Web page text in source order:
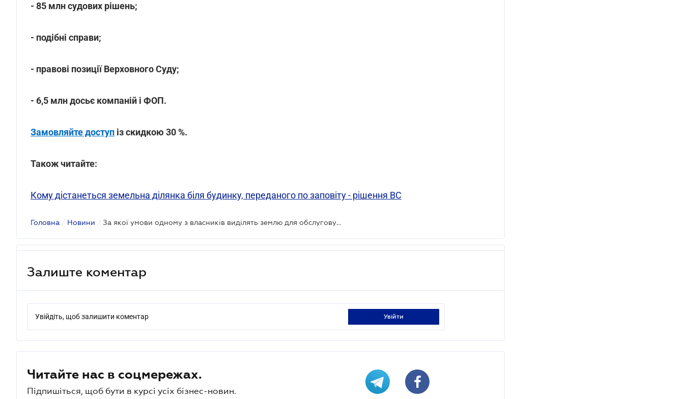
- 85 млн судових рішень;
- подібні справи;
- правові позиції Верховного Суду;
- 6,5 млн досьє компаній і ФОП.
Замовляйте доступ із скидкою 30 %.
Також читайте:
Кому дістанеться земельна ділянка біля будинку, переданого по заповіту - рішення ВС
Головна / Новини / За якої умови одному з власників виділять землю для обслуговування будинку: ВС
Залиште коментар
Увійдіть, щоб залишити коментар увійти
Читайте нас в соцмережах.
Підпишіться, щоб бути в курсі усіх бізнес-новин.